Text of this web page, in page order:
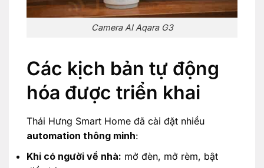
Camera AI Aqara G3
Các kịch bản tự động
hóa được triển khai
Thái Hưng Smart Home đã cài đặt nhiều
automation thông minh:
Khi có người về nhà: mở đèn, mở rèm, bật